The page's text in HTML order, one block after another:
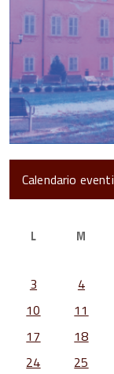
Calendario eventi
L M
3
4
10
11
17
18
24
25